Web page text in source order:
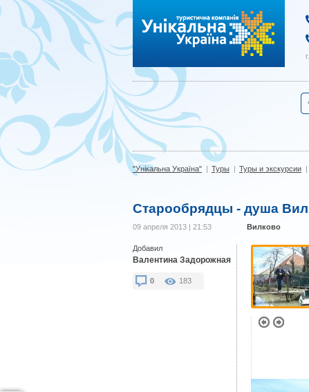
"Унікальна Україна" | Туры | Туры и экскурсии |
Старообрядцы - душа
09 апреля 2013 | 21:53 Вилково
Добавил
Валентина Задорожная
0 183